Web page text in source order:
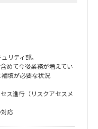
リティ部。
めて今後業務が増えてい
填が必要な状況
ス進行（リスクアセスメ
応